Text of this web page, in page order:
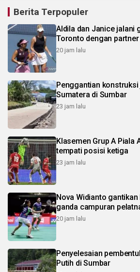
Berita Terpopuler
Aldila dan Janice jalani
Toronto dengan
20 jam lalu
Penggantian
Sumatera di Sumbar
23 jam lalu
Klasemen Grup A Piala
tempati posisi ketiga
23 jam lalu
Nova Widianto
ganda campuran
20 jam lalu
Penyelesaian
Putih di Sumbar